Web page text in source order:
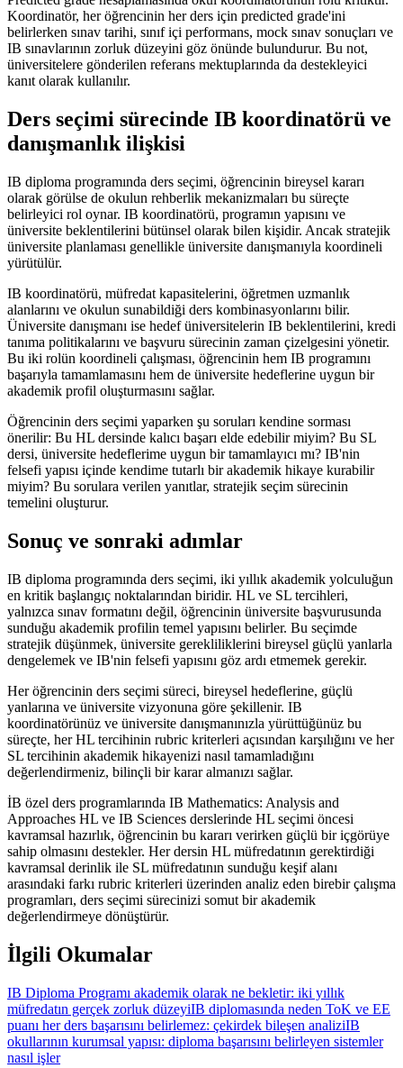
Koordinatör, her öğrencinin her ders için predicted grade'ini
belirlerken sınav tarihi, sınıf içi performans, mock sınav sonuçları ve
IB sınavlarının zorluk düzeyini göz önünde bulundurur. Bu not,
üniversitelere gönderilen referans mektuplarında da destekleyici
kanıt olarak kullanılır.
Ders seçimi sürecinde IB koordinatörü ve
danışmanlık ilişkisi
IB diploma programında ders seçimi, öğrencinin bireysel kararı
olarak görülse de okulun rehberlik mekanizmaları bu süreçte
belirleyici rol oynar. IB koordinatörü, programın yapısını ve
üniversite beklentilerini bütünsel olarak bilen kişidir. Ancak stratejik
üniversite planlaması genellikle üniversite danışmanıyla koordineli
yürütülür.
IB koordinatörü, müfredat kapasitelerini, öğretmen uzmanlık
alanlarını ve okulun sunabildiği ders kombinasyonlarını bilir.
Üniversite danışmanı ise hedef üniversitelerin IB beklentilerini, kredi
tanıma politikalarını ve başvuru sürecinin zaman çizelgesini yönetir.
Bu iki rolün koordineli çalışması, öğrencinin hem IB programını
başarıyla tamamlamasını hem de üniversite hedeflerine uygun bir
akademik profil oluşturmasını sağlar.
Öğrencinin ders seçimi yaparken şu soruları kendine sorması
önerilir: Bu HL dersinde kalıcı başarı elde edebilir miyim? Bu SL
dersi, üniversite hedeflerime uygun bir tamamlayıcı mı? IB'nin
felsefi yapısı içinde kendime tutarlı bir akademik hikaye kurabilir
miyim? Bu sorulara verilen yanıtlar, stratejik seçim sürecinin
temelini oluşturur.
Sonuç ve sonraki adımlar
IB diploma programında ders seçimi, iki yıllık akademik yolculuğun
en kritik başlangıç noktalarından biridir. HL ve SL tercihleri,
yalnızca sınav formatını değil, öğrencinin üniversite başvurusunda
sunduğu akademik profilin temel yapısını belirler. Bu seçimde
stratejik düşünmek, üniversite gerekliliklerini bireysel güçlü yanlarla
dengelemek ve IB'nin felsefi yapısını göz ardı etmemek gerekir.
Her öğrencinin ders seçimi süreci, bireysel hedeflerine, güçlü
yanlarına ve üniversite vizyonuna göre şekillenir. IB
koordinatörünüz ve üniversite danışmanınızla yürüttüğünüz bu
süreçte, her HL tercihinin rubric kriterleri açısından karşılığını ve her
SL tercihinin akademik hikayenizi nasıl tamamladığını
değerlendirmeniz, bilinçli bir karar almanızı sağlar.
İB özel ders programlarında IB Mathematics: Analysis and
Approaches HL ve IB Sciences derslerinde HL seçimi öncesi
kavramsal hazırlık, öğrencinin bu kararı verirken güçlü bir içgörüye
sahip olmasını destekler. Her dersin HL müfredatının gerektirdiği
kavramsal derinlik ile SL müfredatının sunduğu keşif alanı
arasındaki farkı rubric kriterleri üzerinden analiz eden birebir çalışma
programları, ders seçimi sürecinizi somut bir akademik
değerlendirmeye dönüştürür.
İlgili Okumalar
IB Diploma Programı akademik olarak ne bekletir: iki yıllık
müfredatın gerçek zorluk düzeyiIB diplomasında neden ToK ve EE
puanı her ders başarısını belirlemez: çekirdek bileşen analiziIB
okullarının kurumsal yapısı: diploma başarısını belirleyen sistemler
nasıl işler